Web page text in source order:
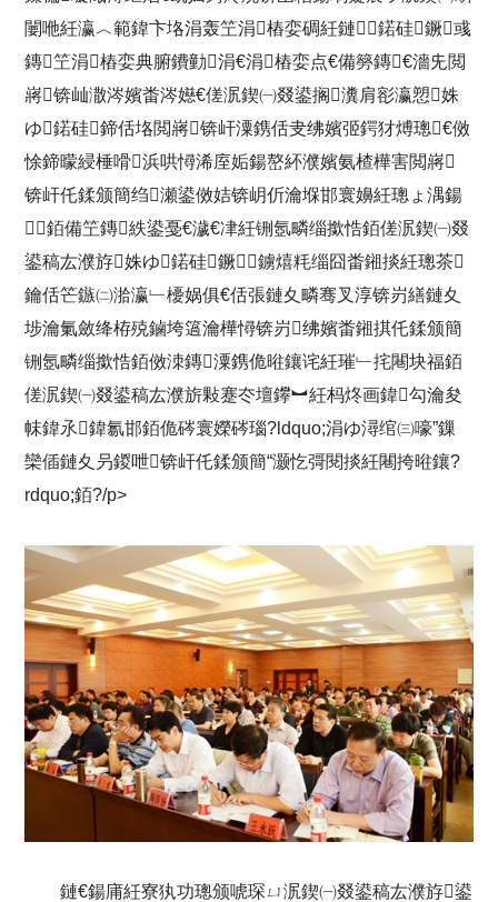
闄咃紝瀛︿範鍏卞垎涓轰笁涓樁娈碉紝鏈鍩硅鐝彧
鏄笁涓樁娈典腑鐨勭涓€涓樁娈点€備簩鏄€濇兂閲
嶈锛屾潵涔嬪畨涔嬨€傞泦鍥㈠叕鍙搁瀵肩彮瀛愬姝
ゆ鍩硅鍗佸垎閲嶈锛屽潥鎸佸叏绋嬪弬鍔犲煿璁€傚
悇鍗曚綅棰嗗浜哄憳浠庢姤鍚嶅紑濮嬪氨楂樺害閲嶈
锛屽仛鍒颁簡绉瀬鍙傚姞锛岄伒瀹堢邯寰嬶紝璁ょ湡鍚
銆備笁鏄紩鍙戞€濊€冿紝铏氬疄缁撳悎銆傞泦鍥㈠叕
鍙稿厷濮斿姝ゆ鍩硅鐝鐪熺粍缁囧畨鎺掞紝璁茶
鑰佸笀鏃㈡湁瀛﹂櫌娲俱€佸張鏈夊疄骞叉淳锛岃繕鏈夊
埗瀹氭斂绛栫殑鏀垮簻瀹樺憳锛岃绋嬪畨鎺掑仛鍒颁簡
铏氬疄缁撳悎銆傚洓鏄潥鎸佹暀鑲诧紝璀﹂挓闀块福銆
傞泦鍥㈠叕鍙稿厷濮旂敤蹇冭壇鑻︼紝杩炵画鍏勾瀹夋
帓鍏氶鍏氱邯銆佹硶寰嬫硶瑙?ldquo;涓ゆ潯绾㈢嚎”鏁
欒偛鏈夊叧鍐呭锛屽仛鍒颁簡“灏忔彁閱掞紝闀挎暀鑲?
rdquo;銆?/p>
鏈€鍚庯紝寮犱功璁颁唬琛ㄩ泦鍥㈠叕鍙稿厷濮斿鍙